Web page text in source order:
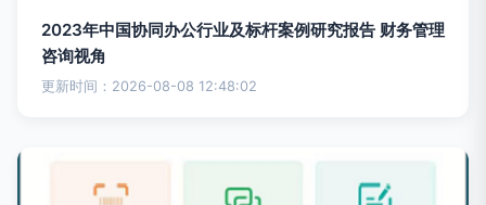
2023年中国协同办公行业及标杆案例研究报告 财务管理
咨询视角
更新时间：2026-08-08 12:48:02